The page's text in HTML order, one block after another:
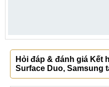
Hỏi đáp & đánh giá Kết
Surface Duo, Samsung